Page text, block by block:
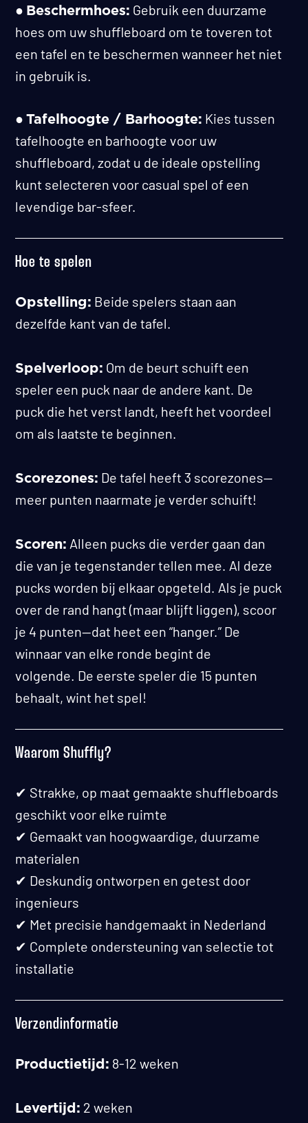
● Beschermhoes: Gebruik een duurzame
hoes om uw shuffleboard om te toveren tot
een tafel en te beschermen wanneer het niet
in gebruik is.
●Tafelhoogte / Barhoogte: Kies tussen
tafelhoogte en barhoogte voor uw
shuffleboard, zodat u de ideale opstelling
kunt selecteren voor casual spel of een
levendige bar-sfeer.
Hoe te spelen
Opstelling: Beide spelers staan aan
dezelfde kant van de tafel.
Spelverloop: Om de beurt schuift een
speler een puck naar de andere kant. De
puck die het verst landt, heeft het voordeel
om als laatste te beginnen.
Scorezones: De tafel heeft 3 scorezones—
meer punten naarmate je verder schuift!
Scoren: Alleen pucks die verder gaan dan
die van je tegenstander tellen mee. Al deze
pucks worden bij elkaar opgeteld. Als je puck
over de rand hangt (maar blijft liggen), scoor
je 4 punten—dat heet een “hanger.” De
winnaar van elke ronde begint de
volgende. De eerste speler die 15 punten
behaalt, wint het spel!
Waarom Shuffly?
✔ Strakke, op maat gemaakte shuffleboards
geschikt voor elke ruimte
✔ Gemaakt van hoogwaardige, duurzame
materialen
✔ Deskundig ontworpen en getest door
ingenieurs
✔ Met precisie handgemaakt in Nederland
✔ Complete ondersteuning van selectie tot
installatie
Verzendinformatie
Productietijd: 8-12 weken
Levertijd: 2 weken